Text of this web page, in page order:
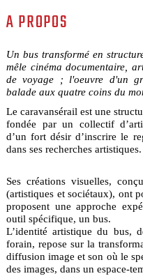
A PROPOS
Un bus transformé en
mêle cinéma documentaire,
de voyage ; l'oeuvre d'un
balade aux quatre coins du
Le caravansérail est une
fondée par un collectif
d’un fort désir d’inscrire le
dans ses recherches artistiques.
Ses créations visuelles,
(artistiques et sociétaux), ont
proposent une approche
outil spécifique, un bus.
L’identité artistique du bus,
forain, repose sur la
diffusion image et son où le
des images, dans un espace-